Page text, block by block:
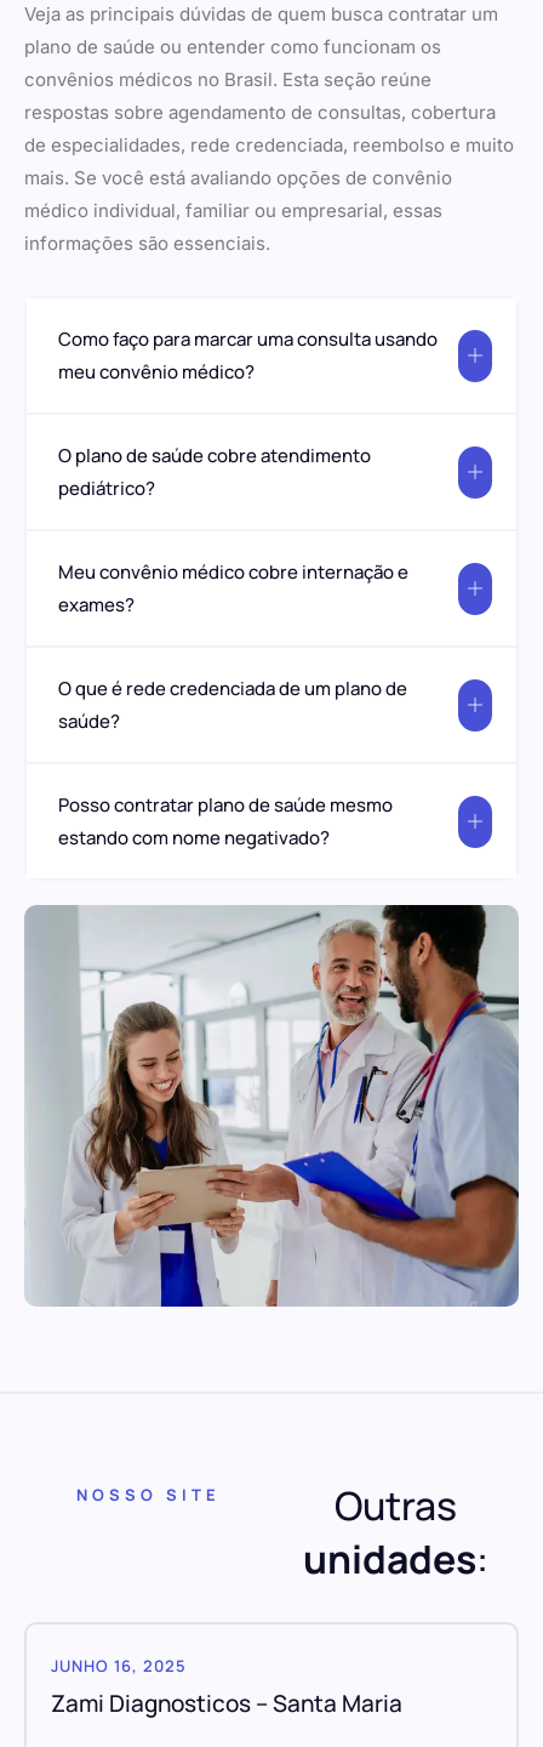
Veja as principais dúvidas de quem busca contratar um
plano de saúde ou entender como funcionam os
convênios médicos no Brasil. Esta seção reúne
respostas sobre agendamento de consultas, cobertura
de especialidades, rede credenciada, reembolso e muito
mais. Se você está avaliando opções de convênio
médico individual, familiar ou empresarial, essas
informações são essenciais.
Como faço para marcar uma consulta usando
meu convênio médico?
O plano de saúde cobre atendimento
pediátrico?
Meu convênio médico cobre internação e
exames?
O que é rede credenciada de um plano de
saúde?
Posso contratar plano de saúde mesmo
estando com nome negativado?
NOSSO SITE
Outras
unidades:
JUNHO 16, 2025
Zami Diagnosticos – Santa Maria